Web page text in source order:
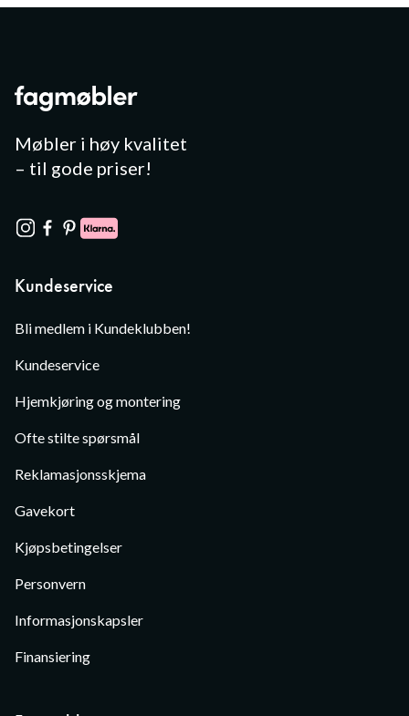
Møbler i høy kvalitet
– til gode priser!
Kundeservice
Bli medlem i Kundeklubben!
Kundeservice
Hjemkjøring og montering
Ofte stilte spørsmål
Reklamasjonsskjema
Gavekort
Kjøpsbetingelser
Personvern
Informasjonskapsler
Finansiering